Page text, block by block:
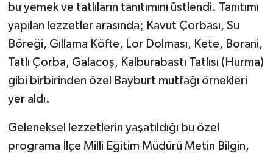
bu yemek ve tatlıların tanıtımını üstlendi. Tanıtımı
yapılan lezzetler arasında; Kavut Çorbası, Su
Böreği, Gıllama Köfte, Lor Dolması, Kete, Borani,
Tatlı Çorba, Galacoş, Kalburabastı Tatlısı (Hurma)
gibi birbirinden özel Bayburt mutfağı örnekleri
yer aldı.
Geleneksel lezzetlerin yaşatıldığı bu özel
programa İlçe Milli Eğitim Müdürü Metin Bilgin,